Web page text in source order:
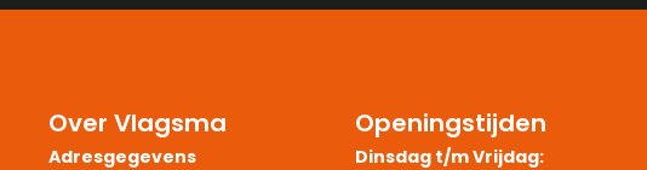
Over Vlagsma
Adresgegevens
Openingstijden
Dinsdag t/m Vrijdag: